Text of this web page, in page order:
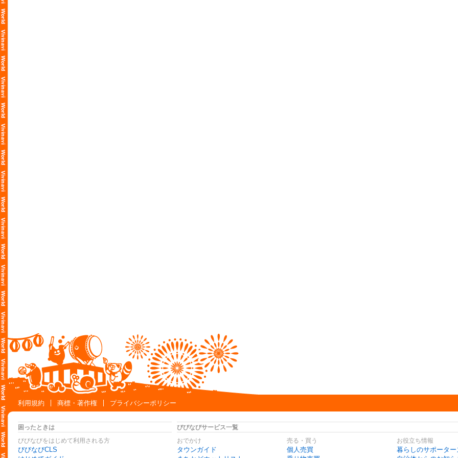
利用規約
商標・著作権 プライバシーポリシー
困ったときは
びびなびをはじめて利用される方
びびなびCLS
びびなびサービス一覧
おでかけ
タウンガイド
売る・買う
個人売買
お役立ち情報
暮らしのサポーター